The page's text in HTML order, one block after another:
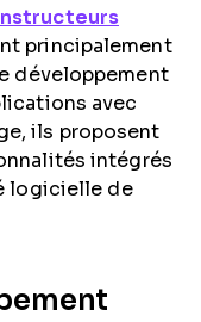
principalement
développement
avec
ils proposent
intégrés
logicielle de